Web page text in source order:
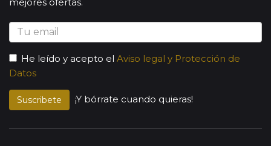
He leído y acepto el Aviso legal y Protección de
Datos
Suscribete ¡Y bórrate cuando quieras!